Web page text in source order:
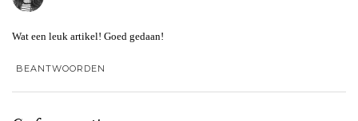
Wat een leuk artikel! Goed gedaan!
BEANTWOORDEN